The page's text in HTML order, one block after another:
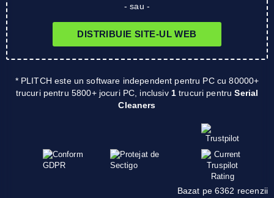
- sau -
DISTRIBUIE SITE-UL WEB
* PLITCH este un software independent pentru PC cu 80000+
trucuri pentru 5800+ jocuri PC, inclusiv 1 trucuri pentruSerial
Cleaners
Bazat pe 6362 recenzii